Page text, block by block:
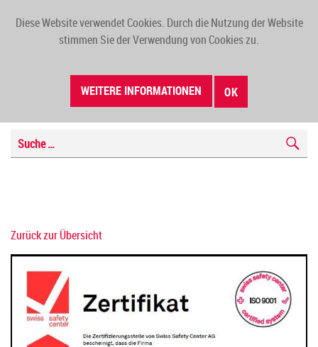
Diese Website verwendet Cookies. Durch die Nutzung der Website
stimmen Sie der Verwendung von Cookies zu.
WEITERE INFORMATIONEN OK
Zurück zur Übersicht